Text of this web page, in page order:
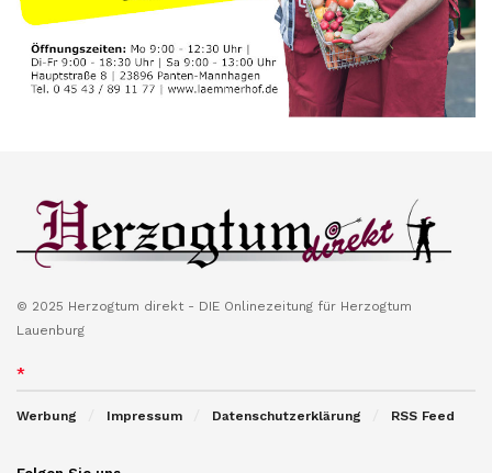
© 2025 Herzogtum direkt - DIE Onlinezeitung für Herzogtum
Lauenburg
*
Werbung Impressum Datenschutzerklärung RSS Feed